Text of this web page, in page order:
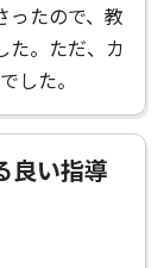
ったので、教
た。ただ、カ
した。
良い指導